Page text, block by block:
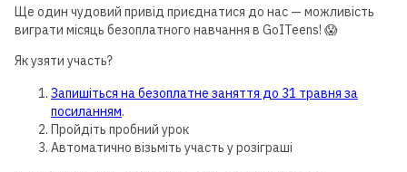
Ще один чудовий привід приєднатися до нас — можливість
виграти місяць безоплатного навчання в GoITeens! 😱
Як узяти участь?
Запишіться на безоплатне заняття до 31 травня за
посиланням.
Пройдіть пробний урок
Автоматично візьміть участь у розіграші